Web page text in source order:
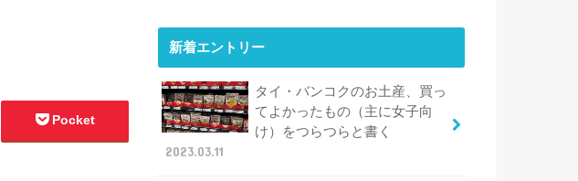
Pocket
新着エントリー
タイ・バンコクのお土産、買っ
てよかったもの（主に女子向
け）をつらつらと書く
2023.03.11